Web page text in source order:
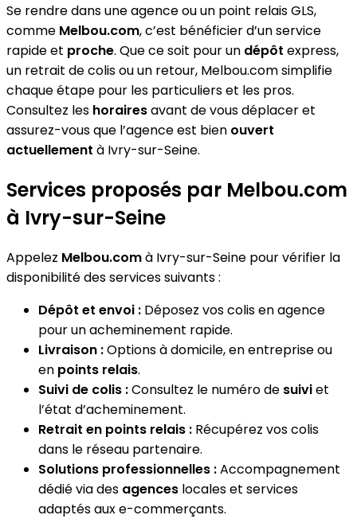
Se rendre dans une agence ou un point relais GLS,
comme Melbou.com, c’est bénéficier d’un service
rapide et proche. Que ce soit pour un dépôt express,
un retrait de colis ou un retour, Melbou.com simplifie
chaque étape pour les particuliers et les pros.
Consultez les horairesavant de vous déplacer et
assurez-vous que l’agence est bien ouvert
actuellement à Ivry-sur-Seine.
Services proposés par Melbou.com
à Ivry-sur-Seine
Appelez Melbou.comà Ivry-sur-Seine pour vérifier la
disponibilité des services suivants :
Dépôt et envoi : Déposez vos colis en agence
pour un acheminement rapide.
Livraison :Options à domicile, en entreprise ou
en points relais.
Suivi de colis :Consultez le numéro de suiviet
l’état d’acheminement.
Retrait en points relais : Récupérez vos colis
dans le réseau partenaire.
Solutions professionnelles :Accompagnement
dédié via des agences locales et services
adaptés aux e-commerçants.